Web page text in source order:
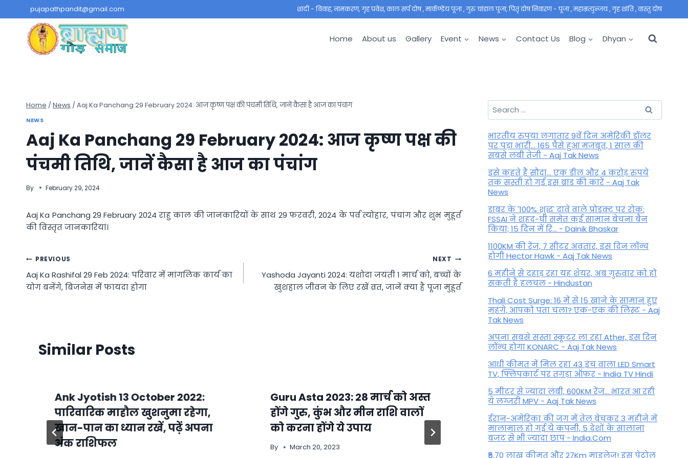
to
content
pujapathpandit@gmail.com शादी - विवाह, नामकरण, गृह प्रवेश, काल सर्प दोष , मार्कण्डेय पूजा , गुरु चांडाल पूजा, पितृ दोष निवारण - पूजा , महाम्रत्युन्जय , गृह शांति , वास्तु दोष
Home About us Gallery Event News Contact Us Blog Dhyan
Home / News / Aaj Ka Panchang 29 February 2024: आज कृष्ण पक्ष की पंचमी तिथि, जानें कैसा है आज का पंचांग
NEWS
Aaj Ka Panchang 29 February 2024: आज कृष्ण पक्ष की
पंचमी तिथि, जानें कैसा है आज का पंचांग
By February 29, 2024
Aaj Ka Panchang 29 February 2024 राहु काल की जानकारियों के साथ 29 फरवरी, 2024 के पर्व त्योहार, पंचांग और शुभ मुहूर्त
की विस्तृत जानकारियां।
Post
navigation
PREVIOUS
Aaj Ka Rashifal 29 Feb 2024: परिवार में मांगलिक कार्य का
योग बनेंगे, बिजनेस में फायदा होगा
NEXT
Yashoda Jayanti 2024: यशोदा जयंती 1 मार्च को, बच्चों के
खुशहाल जीवन के लिए रखें व्रत, जानें क्या है पूजा मुहूर्त
Similar Posts
Ank Jyotish 13 October 2022:
पारिवारिक माहौल खुशनुमा रहेगा,
खान-पान का ध्यान रखें, पढ़ें अपना
अंक राशिफल
Guru Asta 2023: 28 मार्च को अस्त
होंगे गुरु, कुंभ और मीन राशि वालों
को करना होंगे ये उपाय
By March 20, 2023
Black Hakik Gemstone: कब
धारण करना चाहिए काला हकीक,
जानें पहनने के लाभ और विधि
Search
for:
भारतीय रुपया लगातार 9वें दिन अमेरिकी डॉलर
पर पड़ा भारी... 165 पैसे हुआ मजबूत, 1 साल की
सबसे लंबी तेजी - Aaj Tak News
इसे कहते हैं सौदा... एक डील और 4 करोड़ रुपये
तक सस्ती हो गई इस ब्रांड की कारें - Aaj Tak
News
डाबर के '100% शुद्ध' दावे वाले प्रोडक्ट पर रोक:
FSSAI ने शहद-घी समेत कई सामान बेचना बैन
किया; 15 दिन में रि... - Dainik Bhaskar
1100KM की रेंज, 7 सीटर अवतार, इस दिन लॉन्च
होगी Hector Hawk - Aaj Tak News
6 महीने से दहाड़ रहा यह शेयर, अब गुरुवार को हो
सकती है हलचल - Hindustan
Thali Cost Surge: 16 में से 15 खाने के सामान हुए
महंगे, आपको पता चला? एक-एक की लिस्ट - Aaj
Tak News
अपना सबसे सस्ता स्कूटर ला रहा Ather, इस दिन
लॉन्च होगा KONARC - Aaj Tak News
आधी कीमत में मिल रहा 43 इंच वाला LED Smart
TV, फ्लिपकार्ट पर तगड़ा ऑफर - India TV Hindi
5 मीटर से ज्यादा लंबी, 600KM रेंज... भारत आ रही
ये लग्जरी MPV - Aaj Tak News
ईरान-अमेरिका की जंग में तेल बेचकर 3 महीने में
मालामाल हो गई ये कंपनी, 5 देशों के सालाना
बजट से भी ज्यादा छाप - India.Com
₹5.70 लाख कीमत और 27Km माइलेज! इस पेट्रोल